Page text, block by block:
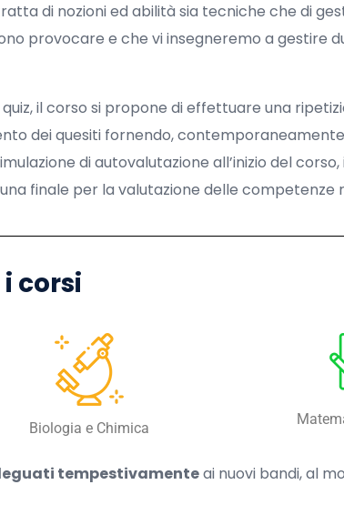
di nozioni ed abilità sia tecniche che di
provocare e che vi insegneremo a gestire
il corso si propone di effettuare una
dei quesiti fornendo,
di autovalutazione all’inizio del
finale per la valutazione delle competenze
corsi
Biologia e Chimica
tempestivamenteai nuovi bandi, al